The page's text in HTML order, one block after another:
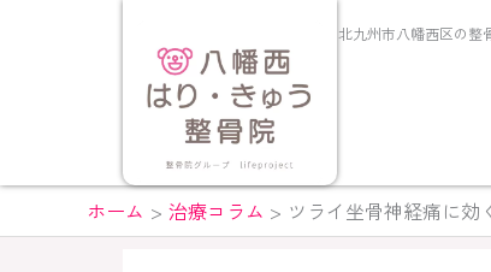
北九州市八幡西区の整
ホーム 治療コラム ツライ坐骨神経痛に効